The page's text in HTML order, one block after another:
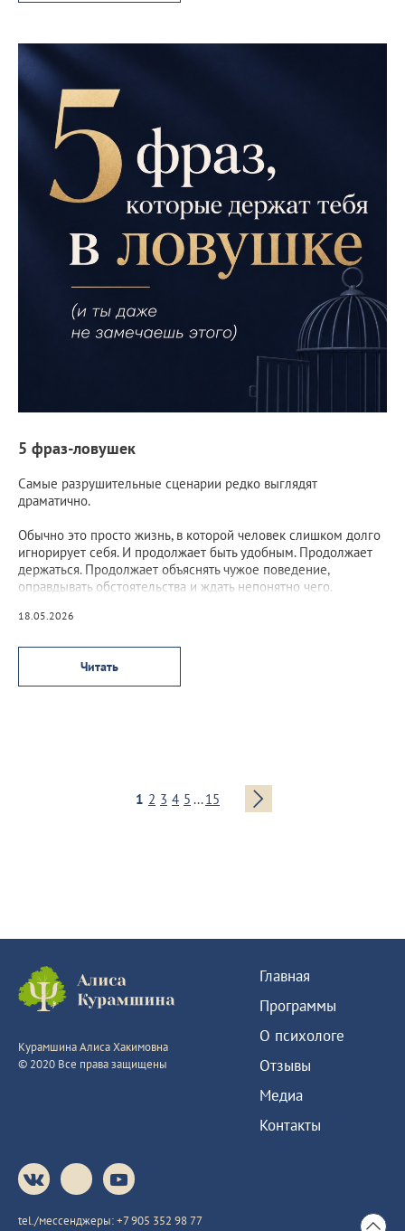
5 фраз-ловушек
Самые разрушительные сценарии редко выглядят
драматично.
Обычно это просто жизнь, в которой человек слишком долго
игнорирует себя. И продолжает быть удобным. Продолжает
держаться. Продолжает объяснять чужое поведение,
оправдывать обстоятельства и ждать непонятно чего.
18.05.2026
Читать
1 2 3 4 5 ...15
Курамшина Алиса Хакимовна
© 2020 Все права защищены
Главная
Программы
О психологе
Отзывы
Медиа
Контакты
tel./мессенджеры:+7 905 352 98 77